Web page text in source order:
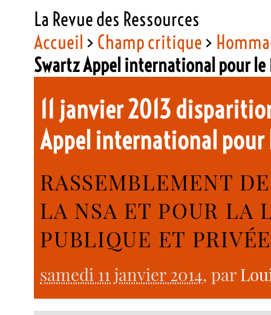
La Revue des Ressources
Accueil > Champ critique>
Swartz Appel international pour
11 janvier 2013
Appel international pour
RASSEMBLEMENT
LA NSA ET POUR LA
PUBLIQUE ET
samedi 11 janvier 2014, par